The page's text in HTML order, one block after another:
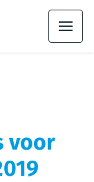
voor